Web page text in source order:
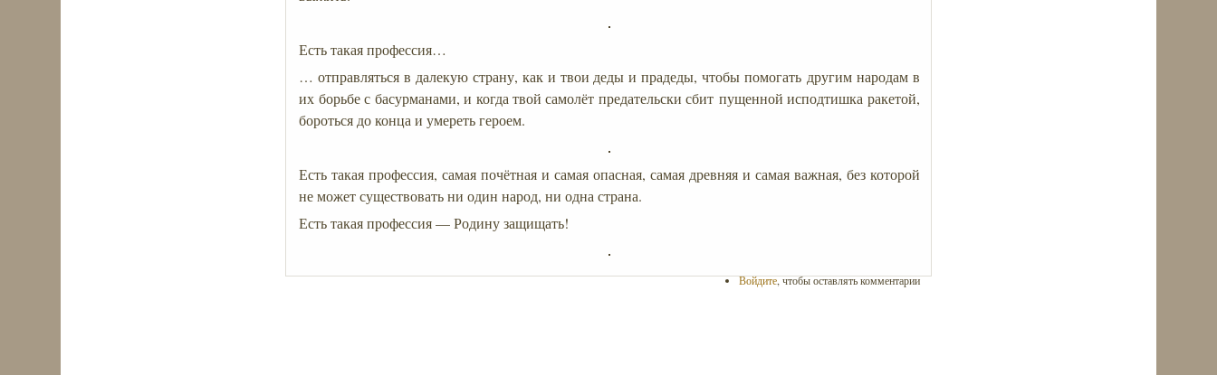
Есть такая профессия…
… отправляться в далекую страну, как и твои деды и прадеды, чтобы помогать другим народам в
их борьбе с басурманами, и когда твой самолёт предательски сбит пущенной исподтишка ракетой,
бороться до конца и умереть героем.
Есть такая профессия, самая почётная и самая опасная, самая древняя и самая важная, без которой
не может существовать ни один народ, ни одна страна.
Есть такая профессия — Родину защищать!
Войдите, чтобы оставлять комментарии